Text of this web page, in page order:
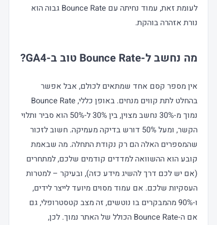
לעומת זאת, עמוד נחיתה עם Bounce Rate גבוה הוא
נורת אזהרה בוהקת.
מה נחשב ל-Bounce Rate טוב ב-GA4?
אין מספר קסם אחד שמתאים לכולם, אבל אפשר
בהחלט לתת קווים מנחים. באופן כללי, Bounce Rate
נמוך מ-30% נחשב מצוין, בין 30% ל-50% הוא סביר ותלוי
הקשר, ומעל 50% דורש בדיקה מעמיקה. חשוב לזכור
שהמספרים האלה הם רק נקודת התחלה. מה שבאמת
קובע הוא ההשוואה למדדים קודמים שלכם, למתחרים
(אם יש לכם דרך להשיג מידע כזה), ובעיקר – למטרות
העסקיות שלכם. אם עמוד מסוים מיועד לייצר לידים,
ו-90% מהמבקרים בו נוטשים, זה מצב קטסטרופלי, גם
אם ה-Bounce Rate הכולל של האתר נמוך. לכן,